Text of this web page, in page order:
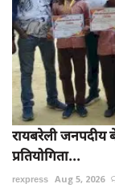
रायबरेली जनपदीय
प्रतियोगिता...
rexpress Aug 5, 2026